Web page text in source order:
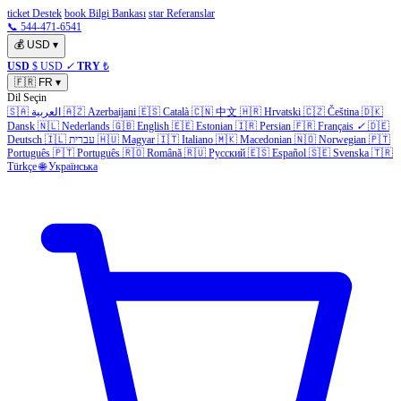
ticket Destek book Bilgi Bankası star Referanslar
📞 544-471-6541
💰 USD ▾
USD $ USD ✓ TRY ₺
🇫🇷 FR ▾
Dil Seçin
🇸🇦 العربية 🇦🇿 Azerbaijani 🇪🇸 Català 🇨🇳 中文 🇭🇷 Hrvatski 🇨🇿 Čeština 🇩🇰
Dansk 🇳🇱 Nederlands 🇬🇧 English 🇪🇪 Estonian 🇮🇷 Persian 🇫🇷 Français ✓ 🇩🇪
Deutsch 🇮🇱 עברית 🇭🇺 Magyar 🇮🇹 Italiano 🇲🇰 Macedonian 🇳🇴 Norwegian 🇵🇹
Português 🇵🇹 Português 🇷🇴 Română 🇷🇺 Русский 🇪🇸 Español 🇸🇪 Svenska 🇹🇷
Türkçe 🌐 Українська